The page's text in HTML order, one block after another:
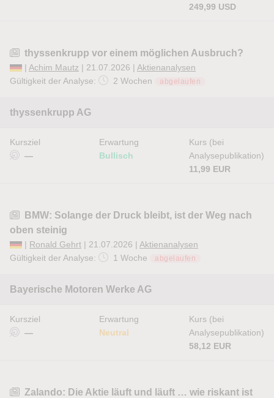
249,99 USD
thyssenkrupp vor einem möglichen Ausbruch?
| Achim Mautz | 21.07.2026 | Aktienanalysen
Gültigkeit der Analyse:
2 Wochen abgelaufen
thyssenkrupp AG
Kursziel
—
Erwartung
Bullisch
Kurs (bei
Analysepublikation)
11,99 EUR
BMW: Solange der Druck bleibt, ist der Weg nach
oben steinig
| Ronald Gehrt | 21.07.2026 | Aktienanalysen
Gültigkeit der Analyse:
1 Woche abgelaufen
Bayerische Motoren Werke AG
Kursziel
—
Erwartung
Neutral
Kurs (bei
Analysepublikation)
58,12 EUR
Zalando: Die Aktie läuft und läuft … wie riskant ist